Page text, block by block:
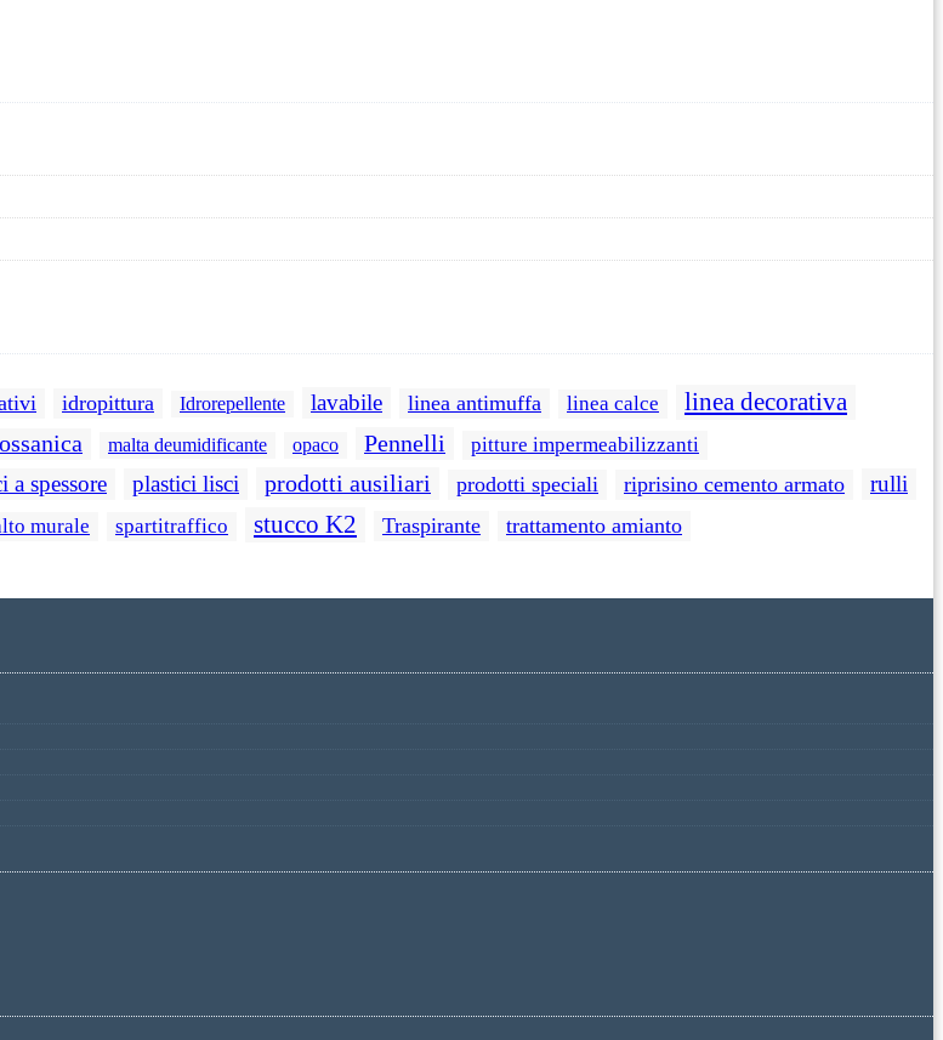
idropittura Idrorepellente lavabile linea antimuffa linea calce linea decorativa
malta deumidificante opaco Pennelli pitture impermeabilizzanti
a spessore plastici lisci prodotti ausiliari prodotti speciali riprisino cemento armato
rulli
murale spartitraffico stucco K2 Traspirante trattamento amianto